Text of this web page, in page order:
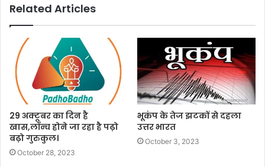
Related Articles
29 अक्टूबर का दिन है
खास,लॉन्च होने जा रहा है पढ़ो
बढ़ो गुरुकुल।
October 28, 2023
भूकंप के तेज झटकों से दहला
उत्तर भारत
October 3, 2023